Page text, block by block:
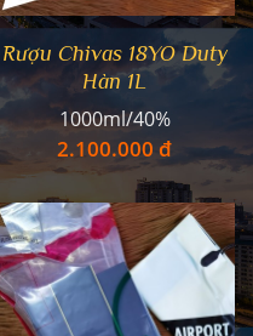
Rượu Chivas 18YO Duty
Hàn 1L
1000ml/40%
2.100.000 đ